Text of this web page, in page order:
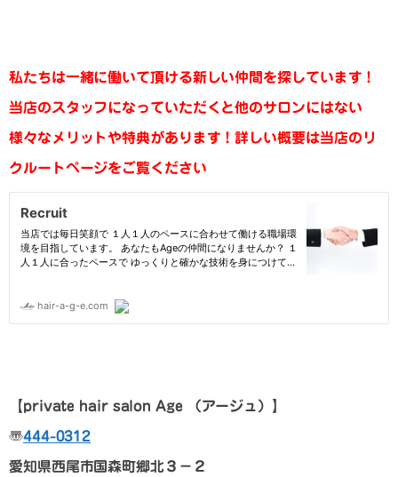
私たちは一緒に働いて頂ける新しい仲間を探しています！
当店のスタッフになっていただくと他のサロンにはない
様々なメリットや特典があります！詳しい概要は当店のリ
クルートページをご覧ください
【private hair salon Age （アージュ） 】
〠444-0312
愛知県西尾市国森町郷北３－２